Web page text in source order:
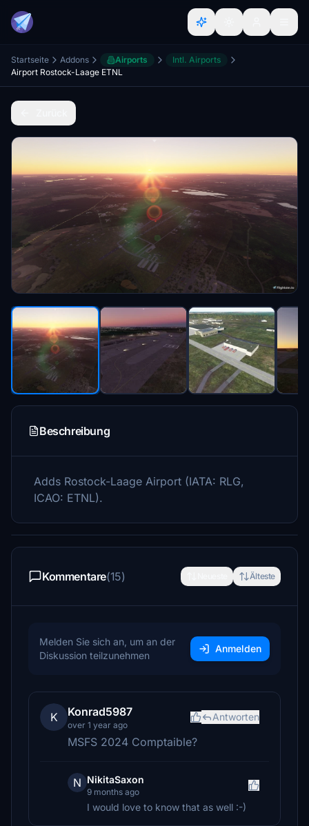
Startseite Addons Airports
Intl. Airports
Airport Rostock-Laage ETNL
Beschreibung
Adds Rostock-Laage Airport (IATA: RLG,
ICAO: ETNL).
Kommentare(15) Älteste
Melden Sie sich an, um an der
Diskussion teilzunehmen
Anmelden
K Konrad5987
over 1 year ago
Antworten
MSFS 2024 Comptaible?
N NikitaSaxon
9 months ago
I would love to know that as well :-)